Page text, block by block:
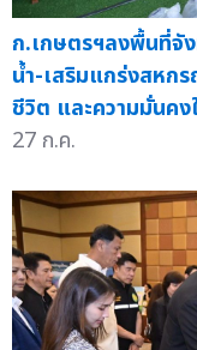
ก.เกษตรฯลงพื้นที่จั
น้ำ-เสริมแกร่งสหก
ชีวิต และความมั่นคง
27 ก.ค.